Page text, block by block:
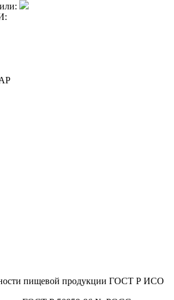
пищевой продукции ГОСТ Р ИСО